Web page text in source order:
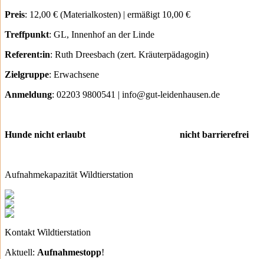
Preis: 12,00 € (Materialkosten) | ermäßigt 10,00 €
Treffpunkt: GL, Innenhof an der Linde
Referent:in: Ruth Dreesbach (zert. Kräuterpädagogin)
Zielgruppe: Erwachsene
Anmeldung: 02203 9800541 | info@gut-leidenhausen.de
Hunde nicht erlaubt nicht barrierefrei
Aufnahmekapazität Wildtierstation
Kontakt Wildtierstation
Aktuell: Aufnahmestopp!